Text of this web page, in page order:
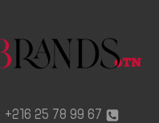
67 99 78 25 216+